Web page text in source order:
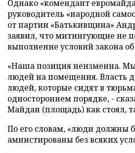
Однако «комендант
руководитель «народной
от партии «Батькивщина»
заявил, что митингующие не
выполнение условий закона
«Наша позиция неизменна.
людей на помещения. Власть
людей, которые сидят в
одностороннем порядке, -
Майдан (площадь) как стоял,
По его словам, «люди должны
амнистированы без всяких